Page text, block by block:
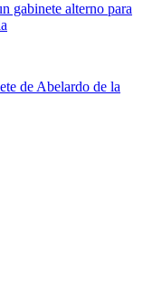
gabinete alterno para
de Abelardo de la